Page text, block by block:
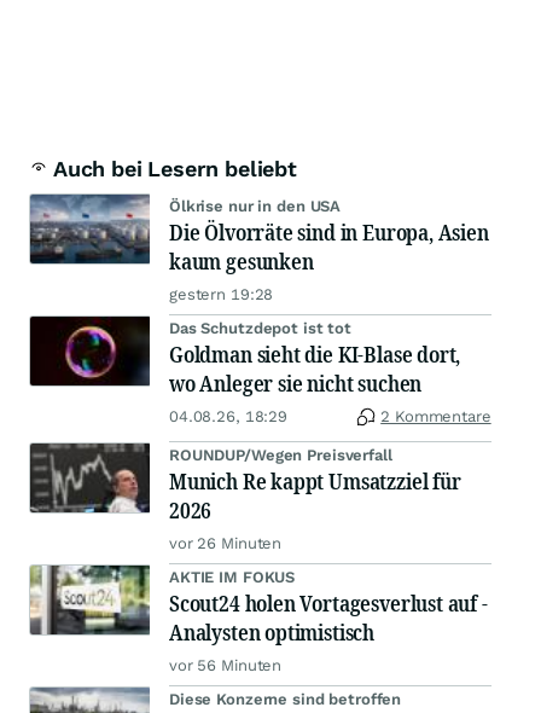
Auch bei Lesern beliebt
Ölkrise nur in den USA
Die Ölvorräte sind in Europa, Asien
kaum gesunken
gestern 19:28
Das Schutzdepot ist tot
Goldman sieht die KI-Blase dort,
wo Anleger sie nicht suchen
04.08.26, 18:29 2 Kommentare
ROUNDUP/Wegen Preisverfall
Munich Re kappt Umsatzziel für
2026
vor 26 Minuten
AKTIE IM FOKUS
Scout24 holen Vortagesverlust auf -
Analysten optimistisch
vor 56 Minuten
Diese Konzerne sind betroffen